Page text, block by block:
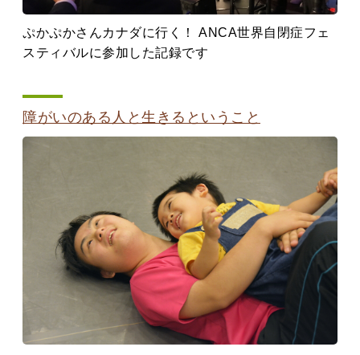
ぷかぷかさんカナダに行く！ ANCA世界自閉症フェ
スティバルに参加した記録です
障がいのある人と生きるということ